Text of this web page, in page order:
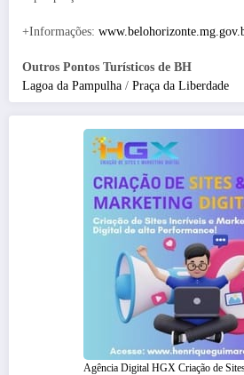
+Informações:
Outros Pontos Turísticos de BH
Lagoa da Pampulha / Praça da Liberdade
Agência Digital HGX Criação de